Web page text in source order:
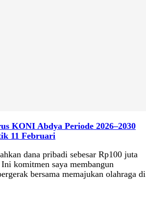
KONI Abdya Periode 2026–2030
11 Februari
dana pribadi sebesar Rp100 juta
komitmen saya membangun
bersama memajukan olahraga di